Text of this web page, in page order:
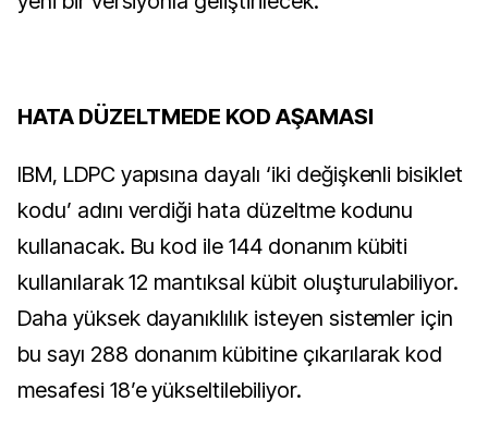
HATA DÜZELTMEDE KOD AŞAMASI
IBM, LDPC yapısına dayalı ‘iki değişkenli bisiklet
kodu’ adını verdiği hata düzeltme kodunu
kullanacak. Bu kod ile 144 donanım kübiti
kullanılarak 12 mantıksal kübit oluşturulabiliyor.
Daha yüksek dayanıklılık isteyen sistemler için
bu sayı 288 donanım kübitine çıkarılarak kod
mesafesi 18’e yükseltilebiliyor.